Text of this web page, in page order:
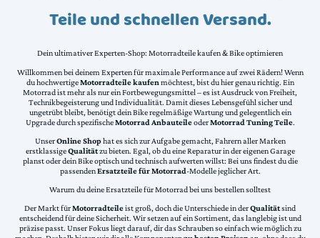
Teile und schnellen Versand.
Dein ultimativer Experten-Shop: Motorradteile kaufen & Bike optimieren
Willkommen bei deinem Experten für maximale Performance auf zwei Rädern! Wenn
du hochwertigeMotorradteile kaufen möchtest, bist du hier genau richtig. Ein
Motorrad ist mehr als nur ein Fortbewegungsmittel – es ist Ausdruck von Freiheit,
Technikbegeisterung und Individualität. Damit dieses Lebensgefühl sicher und
ungetrübt bleibt, benötigt dein Bike regelmäßige Wartung und gelegentlich ein
Upgrade durch spezifischeMotorrad AnbauteileoderMotorrad Tuning Teile.
UnserOnline Shophat es sich zur Aufgabe gemacht, Fahrern aller Marken
erstklassigeQualitätzu bieten. Egal, ob du eine Reparatur in der eigenen Garage
planst oder dein Bike optisch und technisch aufwerten willst: Bei uns findest du die
passendenErsatzteile für Motorrad-Modelle jeglicher Art.
Warum du deine Ersatzteile für Motorrad bei uns bestellen solltest
Der Markt fürMotorradteileist groß, doch die Unterschiede in derQualitätsind
entscheidend für deine Sicherheit. Wir setzen auf ein Sortiment, das langlebig ist und
präzise passt. Unser Fokus liegt darauf, dir das Schrauben so einfach wie möglich zu